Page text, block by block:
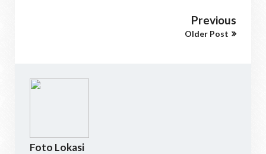
Previous
Older Post
Foto Lokasi